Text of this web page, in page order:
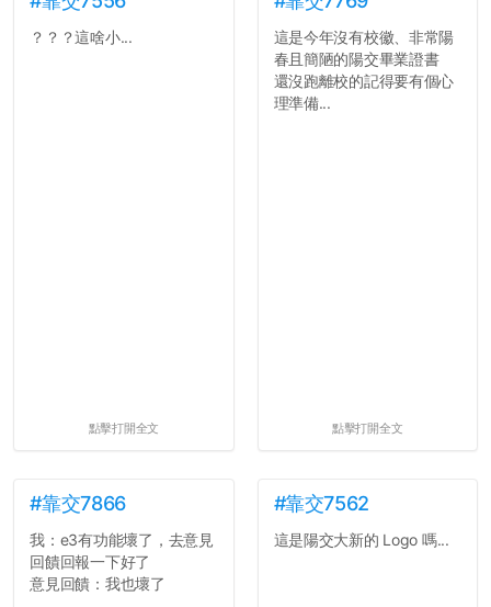
？？？這啥小...
點擊打開全文
這是今年沒有校徽、非常陽
春且簡陋的陽交畢業證書
還沒跑離校的記得要有個心
理準備...
點擊打開全文
#靠交7866
我：e3有功能壞了，去意見
回饋回報一下好了
意見回饋：我也壞了
#靠交7562
這是陽交大新的 Logo 嗎...